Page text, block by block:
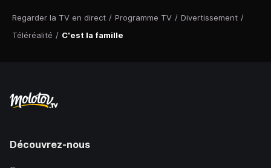
Regarder la TV en direct / Programme TV / Divertissement /
Téléréalité / C'est la famille
Découvrez-nous